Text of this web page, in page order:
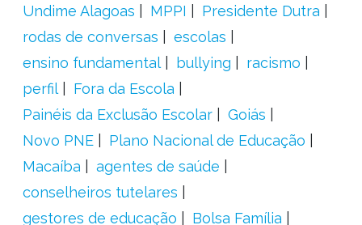
Undime Alagoas
MPPI
Presidente Dutra
rodas de conversas
escolas
ensino fundamental
bullying
racismo
perfil
Fora da Escola
Painéis da Exclusão Escolar
Goiás
Novo PNE
Plano Nacional de Educação
Macaíba
agentes de saúde
conselheiros tutelares
gestores de educação
Bolsa Família